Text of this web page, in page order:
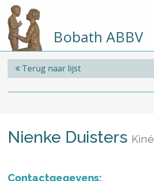
Bobath ABBV
Terug naar lijst
Nienke Duisters Kiné
Contactgegevens: